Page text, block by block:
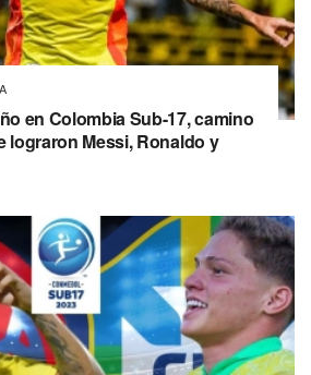
en Colombia Sub-17, camino
lograron Messi, Ronaldo y